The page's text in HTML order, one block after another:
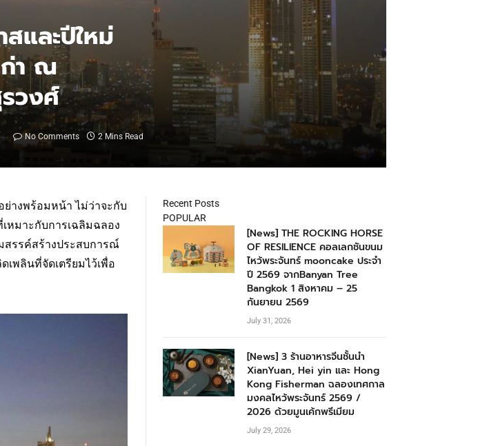
และปีใหม่
ก่า ณ
วงศ์
No Comments 2 Mins Read
างพร้อมหน้า ไม่ว่าจะกับ
หมาะกับการเฉลิมฉลอง
สรรค์สร้างประสบการณ์
พลินที่จัดเตรียมไว้เพื่อ
Recent Posts
POPULAR
[News] THE ROCKING HORSE
OF RESILIENCE คอลเลกชันขนม
ไหว้พระจันทร์ mooncake ประจำ
ปี 2569 จากBanyan Tree
Bangkok 1 สิงหาคม – 25
กันยายน 2569
July 31, 2026
[News] 3 ร้านอาหารจีนชั้นนำ
XianYuan, Hei yin และ Hong
Kong Fisherman ฉลองเทศกาล
มงคลไหว้พระจันทร์ 2569 /
2026 ด้วยมูนเค้กพรีเมียม
July 29, 2026